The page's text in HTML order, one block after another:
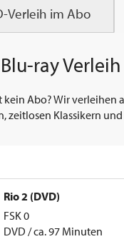
Verleih im Abo
ray Verleih
kein Abo? Wir verleihen
zeitlosen Klassikern
Rio 2 (DVD)
FSK 0
DVD / ca. 97 Minuten